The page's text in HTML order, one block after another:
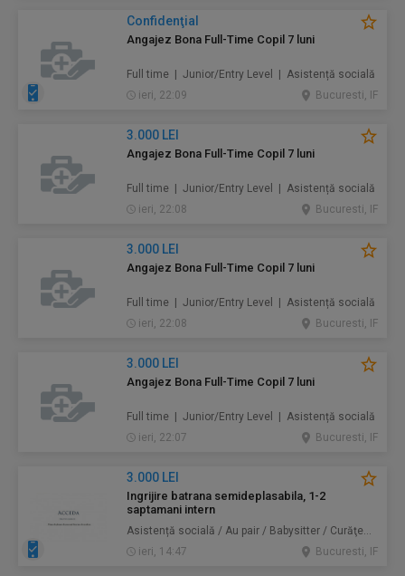
Confidenţial
Angajez Bona Full-Time Copil 7 luni
Full time | Junior/Entry Level | Asistență socială
ieri, 22:09
Bucuresti, IF
3.000 LEI
Angajez Bona Full-Time Copil 7 luni
Full time | Junior/Entry Level | Asistență socială
ieri, 22:08
Bucuresti, IF
3.000 LEI
Angajez Bona Full-Time Copil 7 luni
Full time | Junior/Entry Level | Asistență socială
ieri, 22:08
Bucuresti, IF
3.000 LEI
Angajez Bona Full-Time Copil 7 luni
Full time | Junior/Entry Level | Asistență socială
ieri, 22:07
Bucuresti, IF
3.000 LEI
Ingrijire batrana semideplasabila, 1-2
saptamani intern
Asistență socială / Au pair / Babysitter / Curăţenie / Prestări servicii
ieri, 14:47
Bucuresti, IF